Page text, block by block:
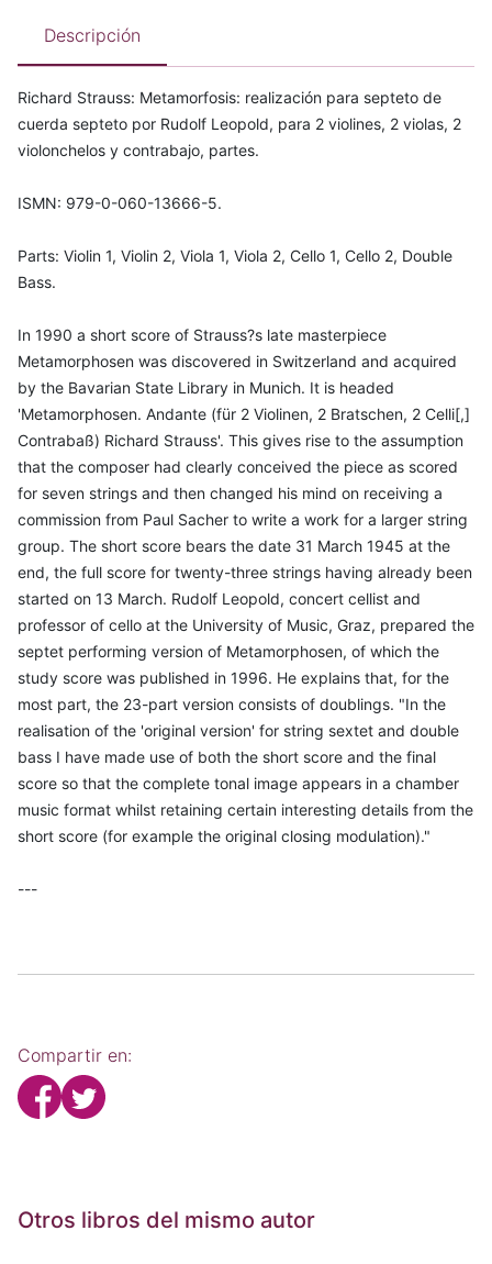
Descripción
Richard Strauss: Metamorfosis: realización para septeto de
cuerda septeto por Rudolf Leopold, para 2 violines, 2 violas, 2
violonchelos y contrabajo, partes.
ISMN: 979-0-060-13666-5.
Parts: Violin 1, Violin 2, Viola 1, Viola 2, Cello 1, Cello 2, Double
Bass.
In 1990 a short score of Strauss?s late masterpiece
Metamorphosen was discovered in Switzerland and acquired
by the Bavarian State Library in Munich. It is headed
'Metamorphosen. Andante (für 2 Violinen, 2 Bratschen, 2 Celli[,]
Contrabaß) Richard Strauss'. This gives rise to the assumption
that the composer had clearly conceived the piece as scored
for seven strings and then changed his mind on receiving a
commission from Paul Sacher to write a work for a larger string
group. The short score bears the date 31 March 1945 at the
end, the full score for twenty-three strings having already been
started on 13 March. Rudolf Leopold, concert cellist and
professor of cello at the University of Music, Graz, prepared the
septet performing version of Metamorphosen, of which the
study score was published in 1996. He explains that, for the
most part, the 23-part version consists of doublings. "In the
realisation of the 'original version' for string sextet and double
bass I have made use of both the short score and the final
score so that the complete tonal image appears in a chamber
music format whilst retaining certain interesting details from the
short score (for example the original closing modulation)."
---
Compartir en:
Otros libros del mismo autor